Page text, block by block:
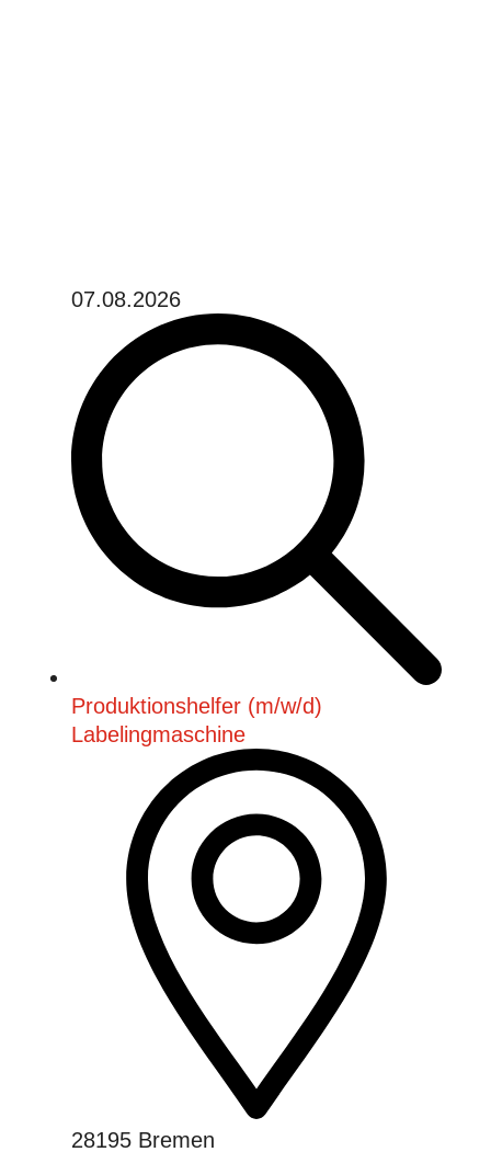
07.08.2026
Produktionshelfer (m/w/d)
Labelingmaschine
28195 Bremen